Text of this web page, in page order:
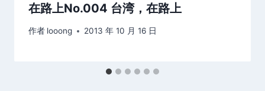
在路上No.004 台湾，在路上
作者 looong 2013 年 10 月 16 日